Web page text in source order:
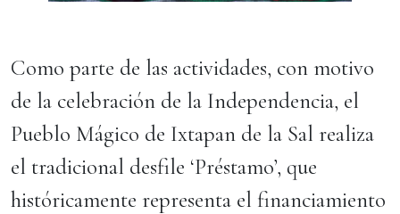
Como parte de las actividades, con motivo
de la celebración de la Independencia, el
Pueblo Mágico de Ixtapan de la Sal realiza
el tradicional desfile ‘Préstamo’, que
históricamente representa el financiamiento